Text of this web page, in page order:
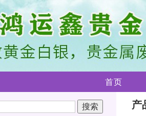
首页
产